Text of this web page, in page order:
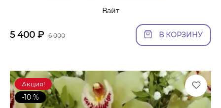
Вайт
5 400 ₽ 6 000 В КОРЗИНУ
Акция!
-10 %